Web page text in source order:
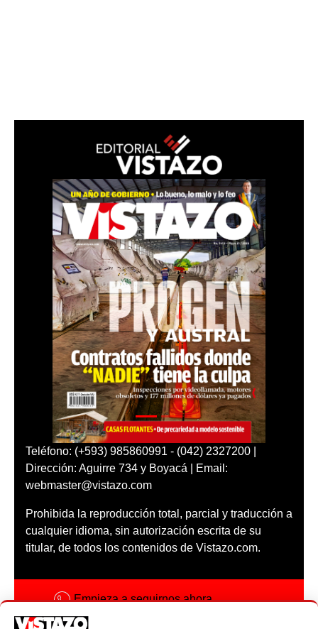
Teléfono: (+593) 985860991 - (042) 2327200 |
Dirección: Aguirre 734 y Boyacá | Email:
webmaster@vistazo.com
Prohibida la reproducción total, parcial y traducción a
cualquier idioma, sin autorización escrita de su
titular, de todos los contenidos de Vistazo.com.
Empieza a seguirnos ahora